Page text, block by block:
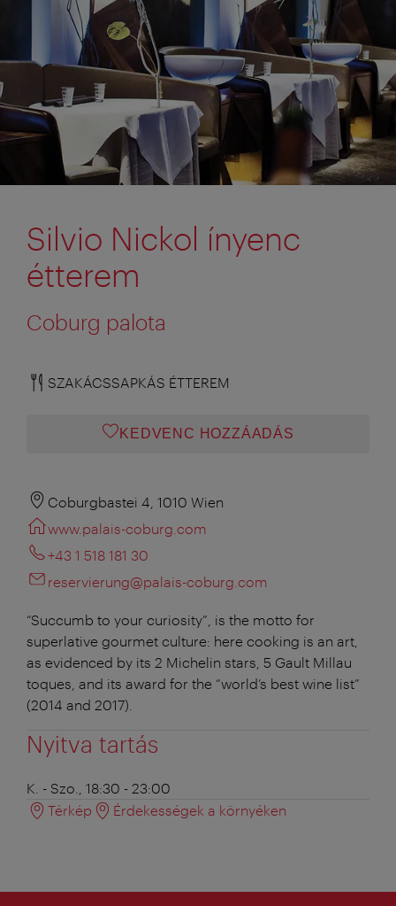
Silvio Nickol ínyenc
étterem
Coburg palota
SZAKÁCSSAPKÁS ÉTTEREM
KEDVENC HOZZÁADÁS
Coburgbastei 4, 1010 Wien
www.palais-coburg.com
+43 1 518 181 30
reservierung@palais-coburg.com
“Succumb to your curiosity”, is the motto for
superlative gourmet culture: here cooking is an art,
as evidenced by its 2 Michelin stars, 5 Gault Millau
toques, and its award for the “world’s best wine list”
(2014 and 2017).
Nyitva tartás
K. - Szo., 18:30 - 23:00
Térkép
Érdekességek a környéken